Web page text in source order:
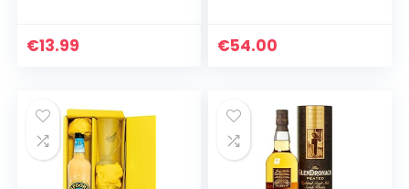
€13.99
Probierset
€54.00